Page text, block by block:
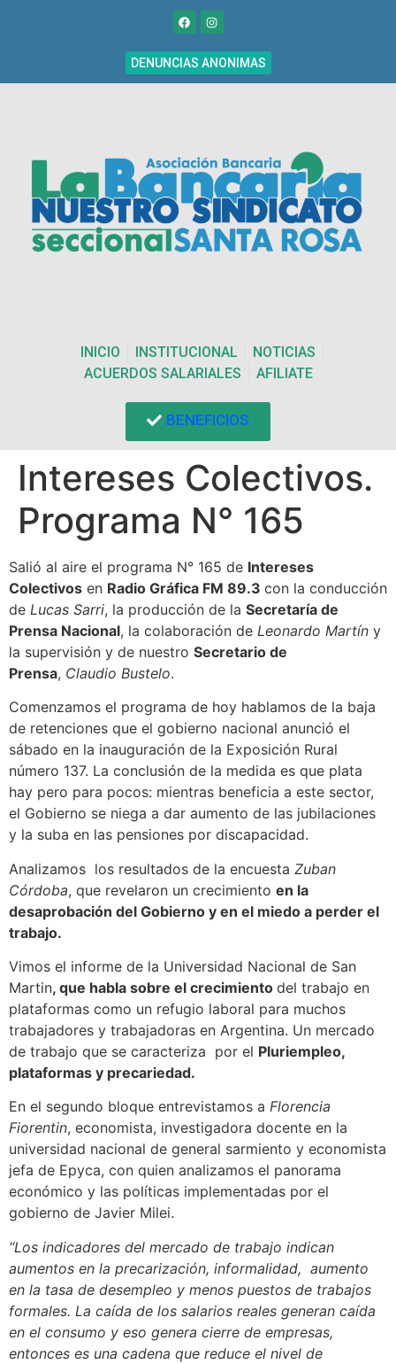
DENUNCIAS ANONIMAS
INICIO INSTITUCIONAL
NOTICIAS
ACUERDOS SALARIALES
AFILIATE
BENEFICIOS
Intereses Colectivos.
Programa N° 165
Salió al aire el programa N° 165 de Intereses
Colectivos en Radio Gráfica FM 89.3 con la conducción
de Lucas Sarri, la producción de la Secretaría de
Prensa Nacional, la colaboración de Leonardo Martín y
la supervisión y de nuestro Secretario de
Prensa, Claudio Bustelo.
Comenzamos el programa de hoy hablamos de la baja
de retenciones que el gobierno nacional anunció el
sábado en la inauguración de la Exposición Rural
número 137. La conclusión de la medida es que plata
hay pero para pocos: mientras beneficia a este sector,
el Gobierno se niega a dar aumento de las jubilaciones
y la suba en las pensiones por discapacidad.
Analizamos los resultados de la encuesta Zuban
Córdoba, que revelaron un crecimiento en la
desaprobación del Gobierno y en el miedo a perder el
trabajo.
Vimos el informe de la Universidad Nacional de San
Martin, que habla sobre el crecimiento del trabajo en
plataformas como un refugio laboral para muchos
trabajadores y trabajadoras en Argentina. Un mercado
de trabajo que se caracteriza por el Pluriempleo,
plataformas y precariedad.
En el segundo bloque entrevistamos a Florencia
Fiorentin, economista, investigadora docente en la
universidad nacional de general sarmiento y economista
jefa de Epyca, con quien analizamos el panorama
económico y las políticas implementadas por el
gobierno de Javier Milei.
“Los indicadores del mercado de trabajo indican
aumentos en la precarización, informalidad, aumento
en la tasa de desempleo y menos puestos de trabajos
formales. La caída de los salarios reales generan caída
en el consumo y eso genera cierre de empresas,
entonces es una cadena que reduce el nivel de